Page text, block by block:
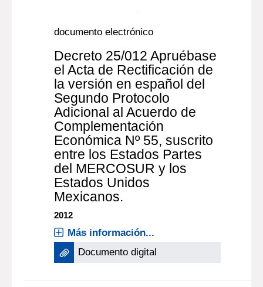
Documento digital
documento electrónico
Decreto 25/012 Apruébase
el Acta de Rectificación de
la versión en español del
Segundo Protocolo
Adicional al Acuerdo de
Complementación
Económica Nº 55, suscrito
entre los Estados Partes
del MERCOSUR y los
Estados Unidos